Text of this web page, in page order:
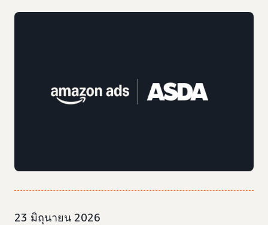
23 มิถุนายน 2026